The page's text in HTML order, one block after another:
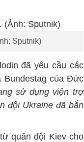
Sputnik)
đã yêu cầu các
Bundestag của Đức
sử dụng viện trợ
đội Ukraine đã bắn
quân đội Kiev cho